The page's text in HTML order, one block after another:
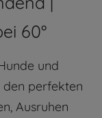
60°
und
den perfekten
Ausruhen